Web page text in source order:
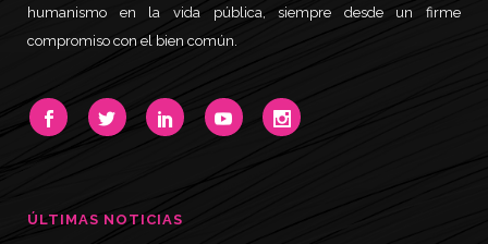
humanismo en la vida pública, siempre desde un firme
compromiso con el bien común.
ÚLTIMAS NOTICIAS